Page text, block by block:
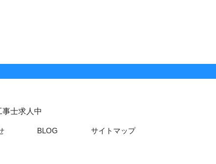
士求人中
BLOG サイトマップ